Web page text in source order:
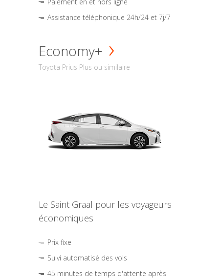
Assistance téléphonique 24h/24 et 7j/7
Economy+
Toyota Prius Plus ou similaire
Le Saint Graal pour les voyageurs
économiques
Prix fixe
Suivi automatisé des vols
45 minutes de temps d'attente après